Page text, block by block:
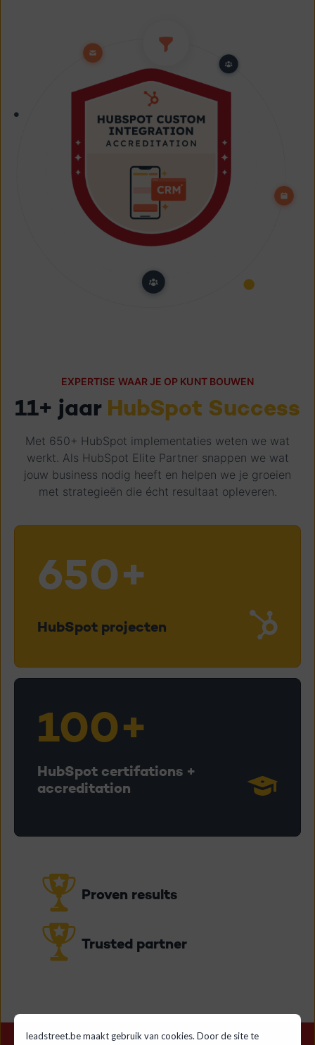
leadstreet.be maakt gebruik van cookies. Door de site te
EXPERTISE WAAR JE OP KUNT BOUWEN
11+ jaar HubSpot Success
Met 650+ HubSpot implementaties weten we wat
werkt. Als HubSpot Elite Partner snappen we wat
jouw business nodig heeft en helpen we je groeien
met strategieën die écht resultaat opleveren.
650+
HubSpot projecten
100+
HubSpot certifations +
accreditation
Proven results
Trusted partner